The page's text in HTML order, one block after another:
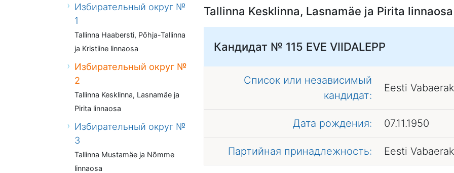
Избирательный округ №
1
Tallinna Haabersti, Põhja-Tallinna
ja Kristiine linnaosa
Избирательный округ №
2
Tallinna Kesklinna, Lasnamäe ja
Pirita linnaosa
Избирательный округ №
3
Tallinna Mustamäe ja Nõmme
linnaosa
Tallinna Kesklinna, Lasnamäe ja Pirita linnaosa
Кандидат № 115 EVE VIIDALEPP
Список или независимый
кандидат:
Eesti
Дата рождения: 07.11.1950
Партийная принадлежность: Eesti